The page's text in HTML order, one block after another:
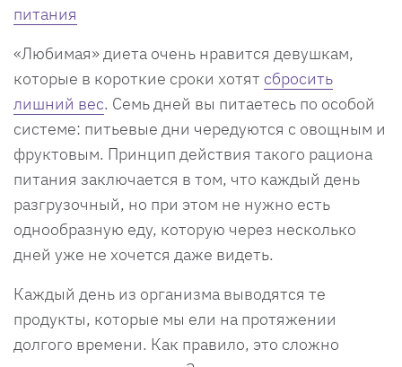
питания
«Любимая» диета очень нравится девушкам,
которые в короткие сроки хотят сбросить
лишний вес. Семь дней вы питаетесь по особой
системе: питьевые дни чередуются с овощным и
фруктовым. Принцип действия такого рациона
питания заключается в том, что каждый день
разгрузочный, но при этом не нужно есть
однообразную еду, которую через несколько
дней уже не хочется даже видеть.
Каждый день из организма выводятся те
продукты, которые мы ели на протяжении
долгого времени. Как правило, это сложно